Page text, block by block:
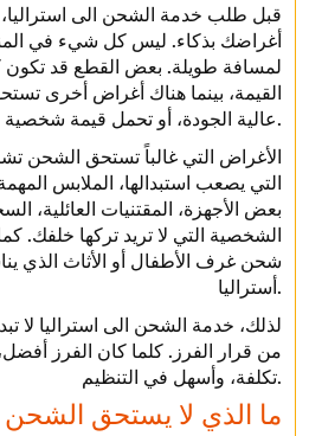
قبل طلب خدمة الشحن الى
أغراضك بذكاء. ليس كل شيء في
لمسافة طويلة. بعض القطع قد تكون
القيمة، بينما هناك أغراض أخرى
عالية الجودة، أو تحمل قيمة شخصية.
الأغراض التي غالباً تستحق الشحن
التي يصعب استبدالها، الملابس
بعض الأجهزة، المقتنيات العائلية،
الشخصية التي لا تريد تركها خلفك.
شحن غرف الأطفال أو الأثاث الذي
أستراليا.
لذلك، خدمة الشحن الى استراليا لا
من قرار الفرز. كلما كان الفرز
تكلفة، وأسهل في التنظيم.
ما الذي لا يستحق الشحن